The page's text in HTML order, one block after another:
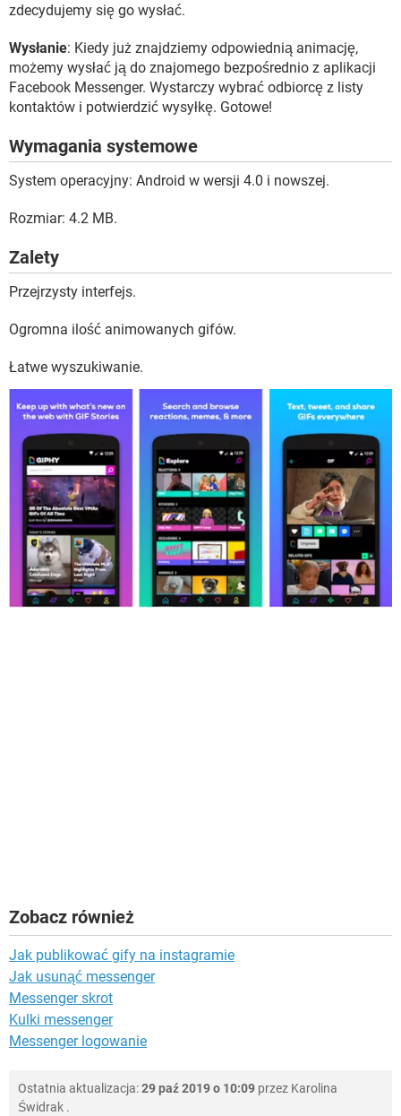
zdecydujemy się go wysłać.
Wysłanie: Kiedy już znajdziemy odpowiednią animację,
możemy wysłać ją do znajomego bezpośrednio z aplikacji
Facebook Messenger. Wystarczy wybrać odbiorcę z listy
kontaktów i potwierdzić wysyłkę. Gotowe!
Wymagania systemowe
System operacyjny: Android w wersji 4.0 i nowszej.
Rozmiar: 4.2 MB.
Zalety
Przejrzysty interfejs.
Ogromna ilość animowanych gifów.
Łatwe wyszukiwanie.
Zobacz również
Jak publikować gify na instagramie
Jak usunąć messenger
Messenger skrot
Kulki messenger
Messenger logowanie
Ostatnia aktualizacja:29 paź 2019 o 10:09 przez Karolina
Świdrak .